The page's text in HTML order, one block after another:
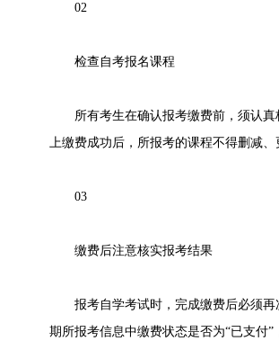
02
检查自考报名课程
所有考生在确认报考缴费前，须认真
上缴费成功后，所报考的课程不得删减
03
缴费后注意核实报考结果
报考自学考试时，完成缴费后必须再
期所报考信息中缴费状态是否为“已支付